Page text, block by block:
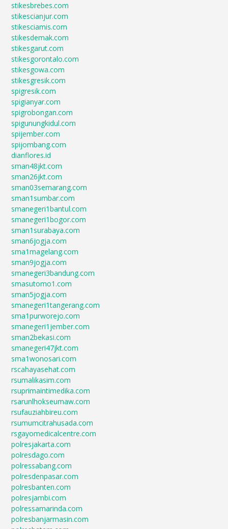
stikesbrebes.com
stikescianjur.com
stikesciamis.com
stikesdemak.com
stikesgarut.com
stikesgorontalo.com
stikesgowa.com
stikesgresik.com
spigresik.com
spigianyar.com
spigrobongan.com
spigunungkidul.com
spijember.com
spijombang.com
dianflores.id
sman48jkt.com
sman26jkt.com
sman03semarang.com
sman1sumbar.com
smanegeri1bantul.com
smanegeri1bogor.com
sman1surabaya.com
sman6jogja.com
sma1magelang.com
sman9jogja.com
smanegeri3bandung.com
smasutomo1.com
sman5jogja.com
smanegeri1tangerang.com
sma1purworejo.com
smanegeri1jember.com
sman2bekasi.com
smanegeri47jkt.com
sma1wonosari.com
rscahayasehat.com
rsumalikasim.com
rsuprimaintimedika.com
rsarunlhokseumaw.com
rsufauziahbireu.com
rsumumcitrahusada.com
rsgayomedicalcentre.com
polresjakarta.com
polresdago.com
polressabang.com
polresdenpasar.com
polresbanten.com
polresjambi.com
polressamarinda.com
polresbanjarmasin.com